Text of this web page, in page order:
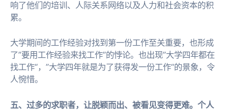
响了他们的培训、人际关系网络以及人力和社会资本的积
累。
大学期间的工作经验对找到第一份工作至关重要，也形成
了”要用工作经验来找工作”的悖论。也出现”大学四年都在
找工作“，”大学四年就是为了获得发一份工作“的景象，令
人惋惜。
五、过多的求职者，让脱颖而出、被看见变得更难。个人